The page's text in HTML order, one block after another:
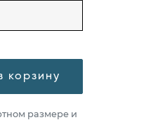
корзину
размере и